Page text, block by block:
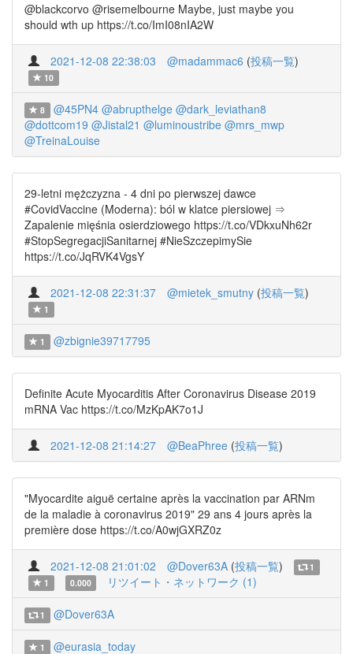
@blackcorvo @risemelbourne Maybe, just maybe you
should wth up https://t.co/ImI08nIA2W
2021-12-08 22:38:03 @madammac6 (投稿一覧)
10
8 @45PN4 @abrupthelge @dark_leviathan8
@dottcom19 @Jistal21 @luminoustribe @mrs_mwp
@TreinaLouise
29-letni mężczyzna - 4 dni po pierwszej dawce
#CovidVaccine (Moderna): ból w klatce piersiowej ⇒
Zapalenie mięśnia osierdziowego https://t.co/VDkxuNh62r
#StopSegregacjiSanitarnej #NieSzczepimySie
https://t.co/JqRVK4VgsY
2021-12-08 22:31:37 @mietek_smutny (投稿一覧)
1
1 @zbignie39717795
Definite Acute Myocarditis After Coronavirus Disease 2019
mRNA Vac https://t.co/MzKpAK7o1J
2021-12-08 21:14:27 @BeaPhree (投稿一覧)
"Myocardite aiguë certaine après la vaccination par ARNm
de la maladie à coronavirus 2019" 29 ans 4 jours après la
première dose https://t.co/A0wjGXRZ0z
2021-12-08 21:01:02 @Dover63A (投稿一覧)
1
1
0.000 リツイート・ネットワーク (1)
1 @Dover63A
1 @eurasia_today